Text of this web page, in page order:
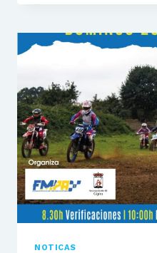
PIÑERA,
CAMPEONATO
DE
ESPAÑA
DE
RALLY
RAID.
NOTICAS